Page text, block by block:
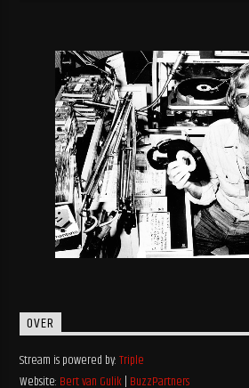
OVER
Stream is powered by:Triple
Website: Bert van Gulik| BuzzPartners